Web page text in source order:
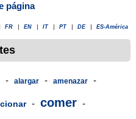
página
FR EN IT PT DE ES-América
- alargar - amenazar -
- comer -